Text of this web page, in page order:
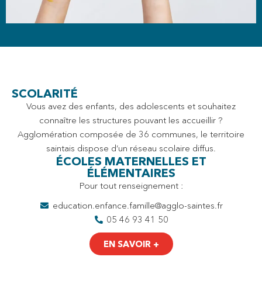
SCOLARITÉ
Vous avez des enfants, des adolescents et souhaitez
connaître les structures pouvant les accueillir ?
Agglomération composée de 36 communes, le territoire
saintais dispose d’un réseau scolaire diffus.
ÉCOLES MATERNELLES ET
ÉLÉMENTAIRES
Pour tout renseignement :
education.enfance.famille@agglo-saintes.fr
05 46 93 41 50
EN SAVOIR +